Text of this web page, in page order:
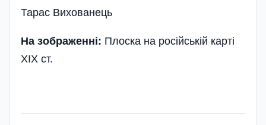
Тарас Вихованець
На зображенні: Плоска на російській карті
ХІХ ст.